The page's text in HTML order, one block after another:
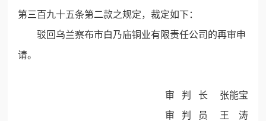
第三百九十五条第二款之规定，裁定如下：
驳回乌兰察布市白乃庙铜业有限责任公司的再审申
请。
审 判 长 张能宝
审 判 员 王 涛